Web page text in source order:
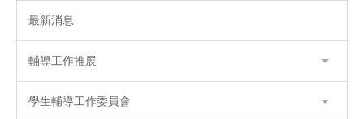
最新消息
輔導工作推展
學生輔導工作委員會